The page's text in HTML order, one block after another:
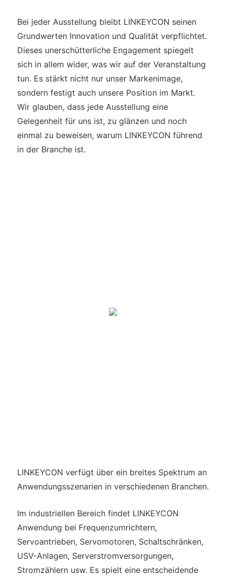
Bei jeder Ausstellung bleibt LINKEYCON seinen
Grundwerten Innovation und Qualität verpflichtet.
Dieses unerschütterliche Engagement spiegelt
sich in allem wider, was wir auf der Veranstaltung
tun. Es stärkt nicht nur unser Markenimage,
sondern festigt auch unsere Position im Markt.
Wir glauben, dass jede Ausstellung eine
Gelegenheit für uns ist, zu glänzen und noch
einmal zu beweisen, warum LINKEYCON führend
in der Branche ist.
LINKEYCON verfügt über ein breites Spektrum an
Anwendungsszenarien in verschiedenen Branchen.
Im industriellen Bereich findet LINKEYCON
Anwendung bei Frequenzumrichtern,
Servoantrieben, Servomotoren, Schaltschränken,
USV-Anlagen, Serverstromversorgungen,
Stromzählern usw. Es spielt eine entscheidende